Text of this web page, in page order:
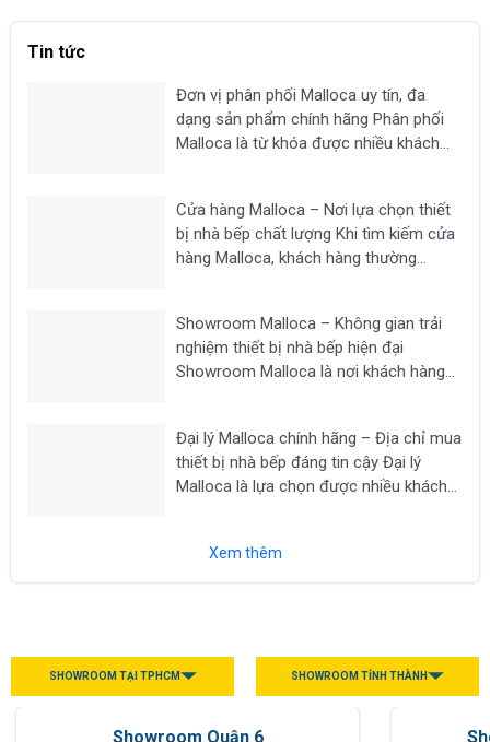
Tin tức
Đơn vị phân phối Malloca uy tín, đa
dạng sản phẩm chính hãng Phân phối
Malloca là từ khóa được nhiều khách
máy hút mùi, lò nướng,...
Cửa hàng Malloca – Nơi lựa chọn thiết
bị nhà bếp chất lượng Khi tìm kiếm cửa
hàng Malloca, khách hàng thường
như bếp từ, máy hút...
Showroom Malloca – Không gian trải
nghiệm thiết bị nhà bếp hiện đại
Showroom Malloca là nơi khách hàng
máy hút mùi, lò nướng, lò vi sóng, máy...
Đại lý Malloca chính hãng – Địa chỉ mua
thiết bị nhà bếp đáng tin cậy Đại lý
Malloca là lựa chọn được nhiều khách
máy hút...
Xem thêm
SHOWROOM TẠI TPHCM SHOWROOM TỈNH THÀNH
Showroom Quận 6